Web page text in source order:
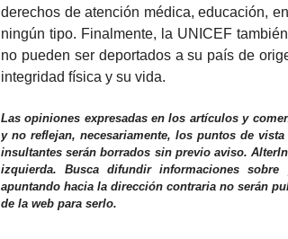
derechos de atención médica, educación,
ningún tipo. Finalmente, la UNICEF
no pueden ser deportados a su país de
integridad física y su vida.
Las opiniones expresadas en los artículos y
y no reflejan, necesariamente, los puntos de
insultantes serán borrados sin previo aviso.
izquierda. Busca difundir informaciones
apuntando hacia la dirección contraria no serán
de la web para serlo.